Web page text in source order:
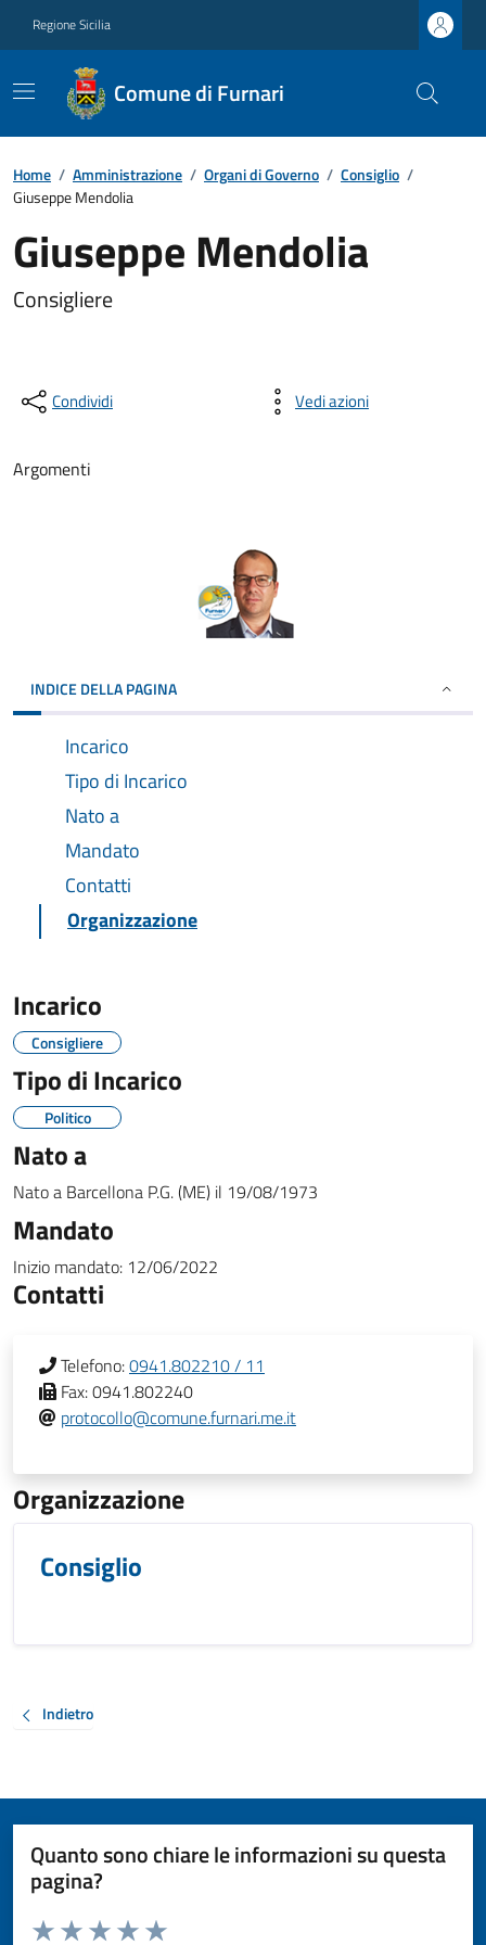
Regione Sicilia
Comune di Furnari
Home / Amministrazione / Organi di Governo / Consiglio /
Giuseppe Mendolia
Giuseppe Mendolia
Consigliere
Condividi Vedi azioni
Argomenti
INDICE DELLA PAGINA
Incarico
Tipo di Incarico
Nato a
Mandato
Contatti
Organizzazione
Incarico
Consigliere
Tipo di Incarico
Politico
Nato a
Nato a Barcellona P.G. (ME) il 19/08/1973
Mandato
Inizio mandato: 12/06/2022
Contatti
Telefono:0941.802210 / 11
Fax:0941.802240
protocollo@comune.furnari.me.it
Organizzazione
Consiglio
Indietro
Quanto sono chiare le informazioni su questa
pagina?
Valuta da 1 a 5 stelle la pagina